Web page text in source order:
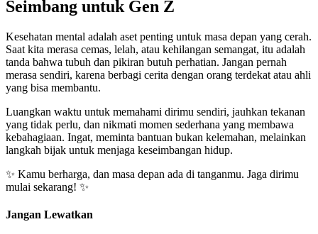
Seimbang untuk Gen Z
Kesehatan mental adalah aset penting untuk masa depan yang cerah.
Saat kita merasa cemas, lelah, atau kehilangan semangat, itu adalah
tanda bahwa tubuh dan pikiran butuh perhatian. Jangan pernah
merasa sendiri, karena berbagi cerita dengan orang terdekat atau ahli
yang bisa membantu.
Luangkan waktu untuk memahami dirimu sendiri, jauhkan tekanan
yang tidak perlu, dan nikmati momen sederhana yang membawa
kebahagiaan. Ingat, meminta bantuan bukan kelemahan, melainkan
langkah bijak untuk menjaga keseimbangan hidup.
✨ Kamu berharga, dan masa depan ada di tanganmu. Jaga dirimu
mulai sekarang! ✨
Jangan Lewatkan